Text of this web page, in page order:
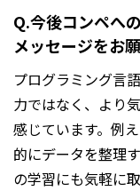
Q.今後コンペへ
メッセージをお
プログラミング言
力ではなく、より
感じています。例
的にデータを整理
の学習にも気軽に